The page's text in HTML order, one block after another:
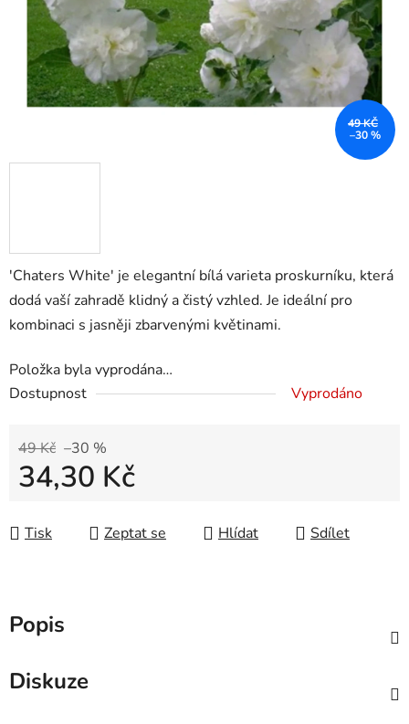
'Chaters White' je elegantní bílá varieta proskurníku, která
dodá vaší zahradě klidný a čistý vzhled. Je ideální pro
kombinaci s jasněji zbarvenými květinami.
Položka byla vyprodána…
Dostupnost
Vyprodáno
49 Kč –30 %
34,30 Kč
Tisk
Zeptat se Hlídat Sdílet
49 KČ
–30 %
Popis
Diskuze